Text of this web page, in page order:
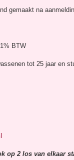
gemaakt na
BTW
tot 25 jaar en
op 2 los van elkaar